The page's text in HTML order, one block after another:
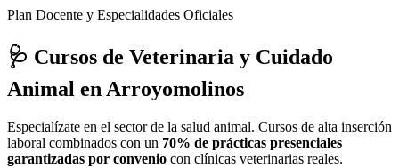
Plan Docente y Especialidades Oficiales
🩺 Cursos de Veterinaria y Cuidado
Animal en Arroyomolinos
Especialízate en el sector de la salud animal. Cursos de alta inserción
laboral combinados con un 70% de prácticas presenciales
garantizadas por convenio con clínicas veterinarias reales.